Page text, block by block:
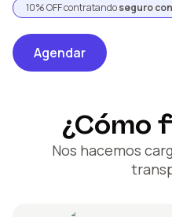
10% OFF contratandoseguro
Agendar
¿Cómo
Nos hacemos